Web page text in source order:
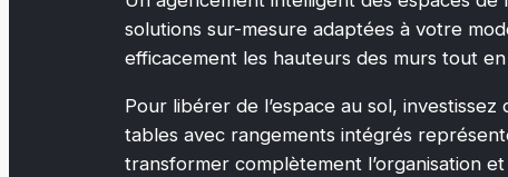
solutions sur-mesure adaptées à votre
efficacement les hauteurs des murs tout
Pour libérer de l’espace au sol,
tables avec rangements intégrés
transformer complètement l’organisation et